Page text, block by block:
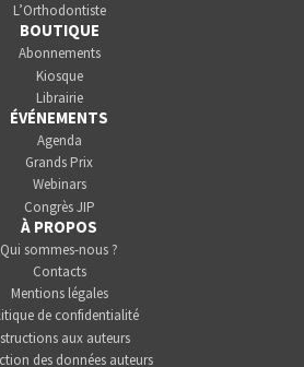
L’Orthodontiste
BOUTIQUE
Abonnements
Kiosque
Librairie
ÉVÉNEMENTS
Agenda
Grands Prix
Webinars
Congrès JIP
À PROPOS
Qui sommes-nous ?
Contacts
Mentions légales
de confidentialité
aux auteurs
des données auteurs